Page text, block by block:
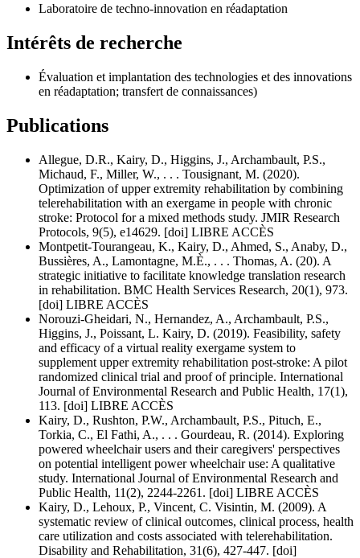
Laboratoire de techno-innovation en réadaptation
Intérêts de recherche
Évaluation et implantation des technologies et des innovations
en réadaptation; transfert de connaissances)
Publications
Allegue, D.R., Kairy, D., Higgins, J., Archambault, P.S.,
Michaud, F., Miller, W., . . . Tousignant, M. (2020).
Optimization of upper extremity rehabilitation by combining
telerehabilitation with an exergame in people with chronic
stroke: Protocol for a mixed methods study. JMIR Research
Protocols, 9(5), e14629. [doi] LIBRE ACCÈS
Montpetit-Tourangeau, K., Kairy, D., Ahmed, S., Anaby, D.,
Bussières, A., Lamontagne, M.È., . . . Thomas, A. (20). A
strategic initiative to facilitate knowledge translation research
in rehabilitation. BMC Health Services Research, 20(1), 973.
[doi] LIBRE ACCÈS
Norouzi-Gheidari, N., Hernandez, A., Archambault, P.S.,
Higgins, J., Poissant, L. Kairy, D. (2019). Feasibility, safety
and efficacy of a virtual reality exergame system to
supplement upper extremity rehabilitation post-stroke: A pilot
randomized clinical trial and proof of principle. International
Journal of Environmental Research and Public Health, 17(1),
113. [doi] LIBRE ACCÈS
Kairy, D., Rushton, P.W., Archambault, P.S., Pituch, E.,
Torkia, C., El Fathi, A., . . . Gourdeau, R. (2014). Exploring
powered wheelchair users and their caregivers' perspectives
on potential intelligent power wheelchair use: A qualitative
study. International Journal of Environmental Research and
Public Health, 11(2), 2244-2261. [doi] LIBRE ACCÈS
Kairy, D., Lehoux, P., Vincent, C. Visintin, M. (2009). A
systematic review of clinical outcomes, clinical process, health
care utilization and costs associated with telerehabilitation.
Disability and Rehabilitation, 31(6), 427-447. [doi]